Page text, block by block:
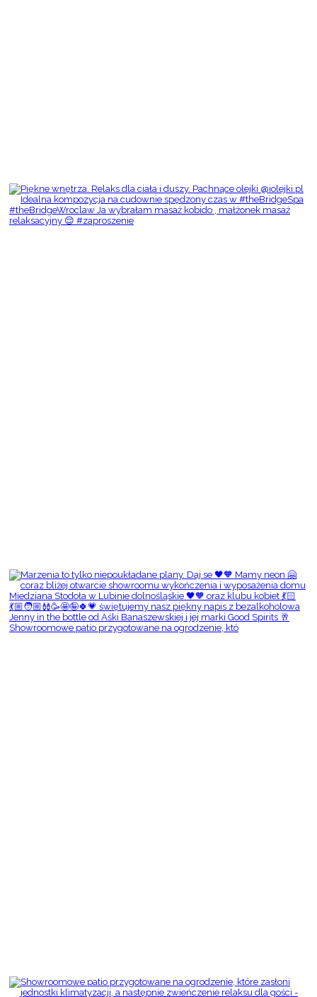
Showroomowe patio przygotowane na ogrodzenie, któ